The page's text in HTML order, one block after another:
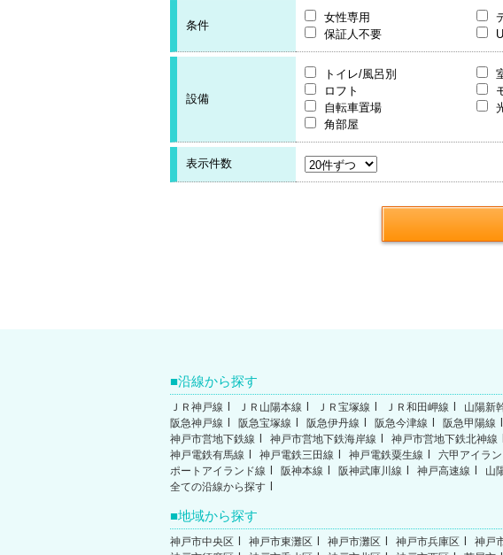
条件
女性専用
保証人不要
設備
トイレ/風呂別
ロフト
自転車置場
角部屋
表示件数
沿線から探す
ＪＲ神戸線 ＪＲ山陽本線 ＪＲ宝塚線 ＪＲ和田岬線
山陽新
阪急神戸線
阪急宝塚線 阪急伊丹線 阪急今津線
阪急甲陽線
神戸市営地下鉄線
神戸市営地下鉄海岸線
神戸市営地下鉄北神線
神戸電鉄有馬線
神戸電鉄三田線 神戸電鉄粟生線
六甲アイラ
ポートアイランド線
阪神本線 阪神武庫川線 神戸高速線
山
全ての沿線から探す
地域から探す
神戸市中央区 神戸市東灘区 神戸市灘区 神戸市兵庫区
神戸